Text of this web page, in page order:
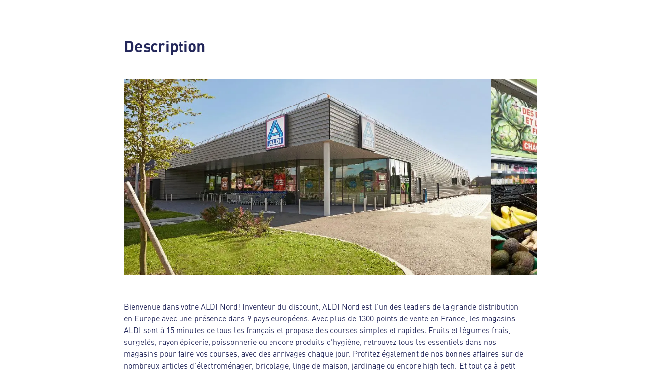
Description
Bienvenue dans votre ALDI Nord! Inventeur du discount, ALDI Nord est l'un des leaders de la grande distribution
en Europe avec une présence dans 9 pays européens. Avec plus de 1300 points de vente en France, les magasins
ALDI sont à 15 minutes de tous les français et propose des courses simples et rapides. Fruits et légumes frais,
surgelés, rayon épicerie, poissonnerie ou encore produits d'hygiène, retrouvez tous les essentiels dans nos
magasins pour faire vos courses, avec des arrivages chaque jour. Profitez également de nos bonnes affaires sur de
nombreux articles d'électroménager, bricolage, linge de maison, jardinage ou encore high tech. Et tout ça à petit